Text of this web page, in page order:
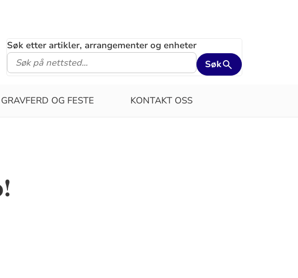
Søk etter artikler, arrangementer og enheter
Søk
GRAVFERD OG FESTE KONTAKT OSS